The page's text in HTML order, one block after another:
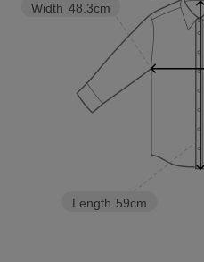
Length 59cm
Width 48.3cm